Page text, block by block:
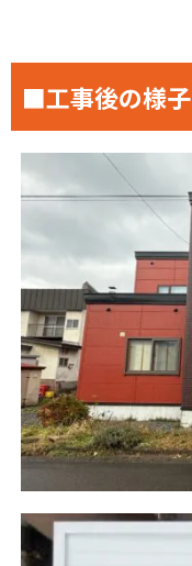
■工事後の様子